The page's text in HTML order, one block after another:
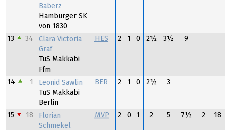
Baberz
Hamburger SK
von 1830
13 34
Clara Victoria
Graf
TuS Makkabi
Ffm
HES 2 1 0 2½ 3½ 9
14 1
Leonid Sawlin
TuS Makkabi
Berlin
BER 2 1 0 2½ 3
15 18
Florian
Schmekel
MVP 2 0 1 2 5 7½ 2 18